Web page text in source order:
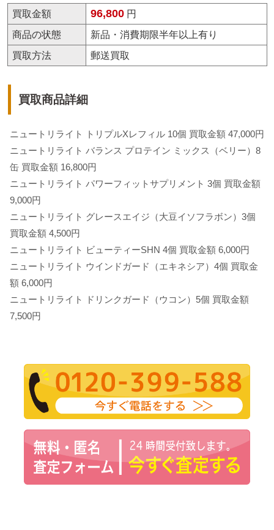
買取金額 96,800円
商品の状態
新品・消費期限半年以上有り
買取方法
郵送買取
買取商品詳細
ニュートリライト トリプルXレフィル 10個 買取金額 47,000円
ニュートリライト バランス プロテイン ミックス（ベリー）8
缶 買取金額 16,800円
ニュートリライト パワーフィットサプリメント 3個 買取金額
9,000円
ニュートリライト グレースエイジ（大豆イソフラボン）3個
買取金額 4,500円
ニュートリライト ビューティーSHN 4個 買取金額 6,000円
ニュートリライト ウインドガード（エキネシア）4個 買取金
額 6,000円
ニュートリライト ドリンクガード（ウコン）5個 買取金額
7,500円